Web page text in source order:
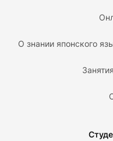
О знании японского